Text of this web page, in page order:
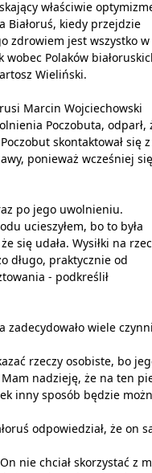
właściwie
Białoruś, kiedy przejdzie
zdrowiem jest wszystko w
Polaków
Wieliński.
Marcin Wojciechowski
Poczobuta, odparł,
skontaktował się z
ponieważ wcześniej się
po jego uwolnieniu.
ucieszyłem, bo to była
się udała. Wysiłki na
długo, praktycznie od
- podkreślił
wiele
rzeczy osobiste, bo
Mam nadzieję, że na ten
inny sposób będzie
odpowiedział, że on
nie chciał skorzystać z